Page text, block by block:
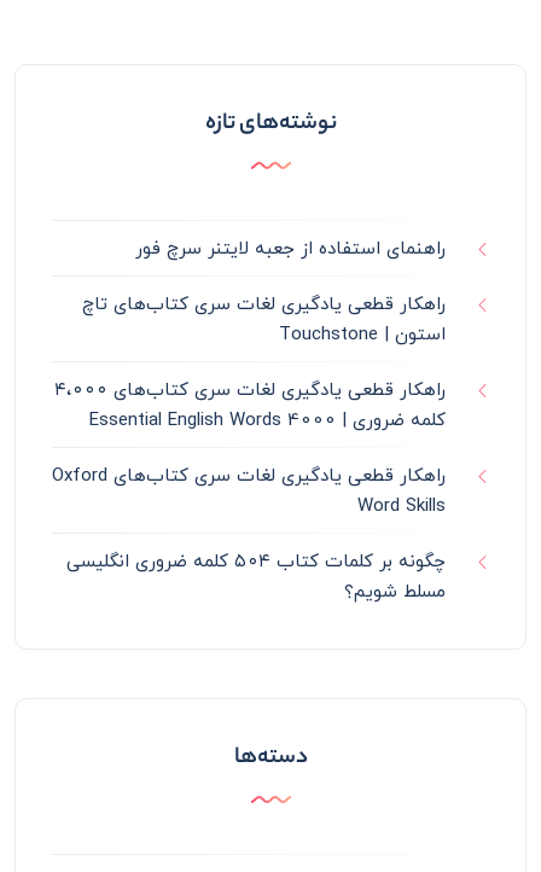
نوشته‌های تازه
راهنمای استفاده از جعبه لایتنر سرچ فور
راهکار قطعی یادگیری لغات سری کتاب‌های تاچ
استون | Touchstone
راهکار قطعی یادگیری لغات سری کتاب‌های ۴،۰۰۰
کلمه ضروری | 4000 Essential English Words
راهکار قطعی یادگیری لغات سری کتاب‌های Oxford
Word Skills
چگونه بر کلمات کتاب ۵۰۴ کلمه ضروری انگلیسی
مسلط شویم؟
دسته‌ها